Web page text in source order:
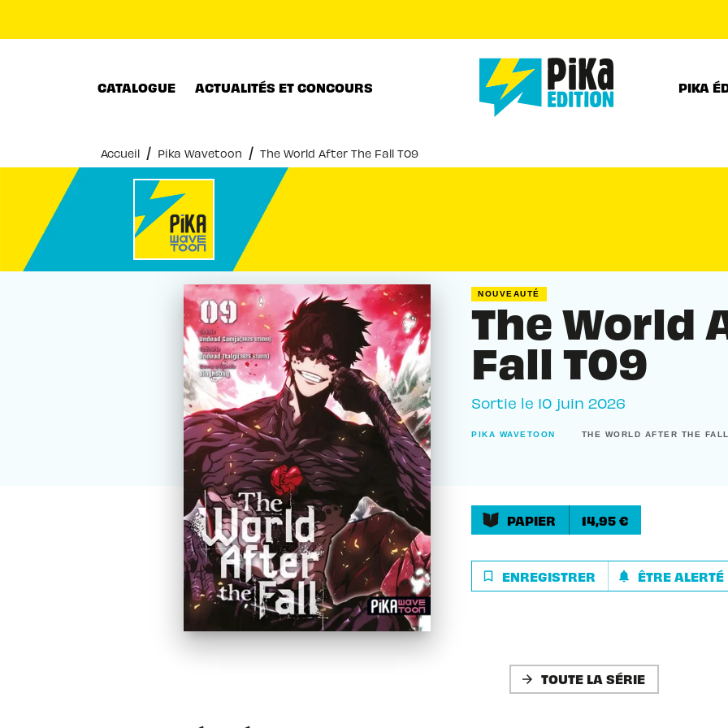
CATALOGUE ACTUALITÉS ET CONCOURS PIKA
Accueil / Pika Wavetoon / The World After The Fall T09
NOUVEAUTÉ
The World
Fall T09
Sortie le 10 juin 2026
PIKA WAVETOON THE WORLD AFTER THE
PAPIER 14,95 €
bookmark_border ENREGISTRER notifications ÊTRE ALERTÉ
arrow_forward TOUTE LA SÉRIE